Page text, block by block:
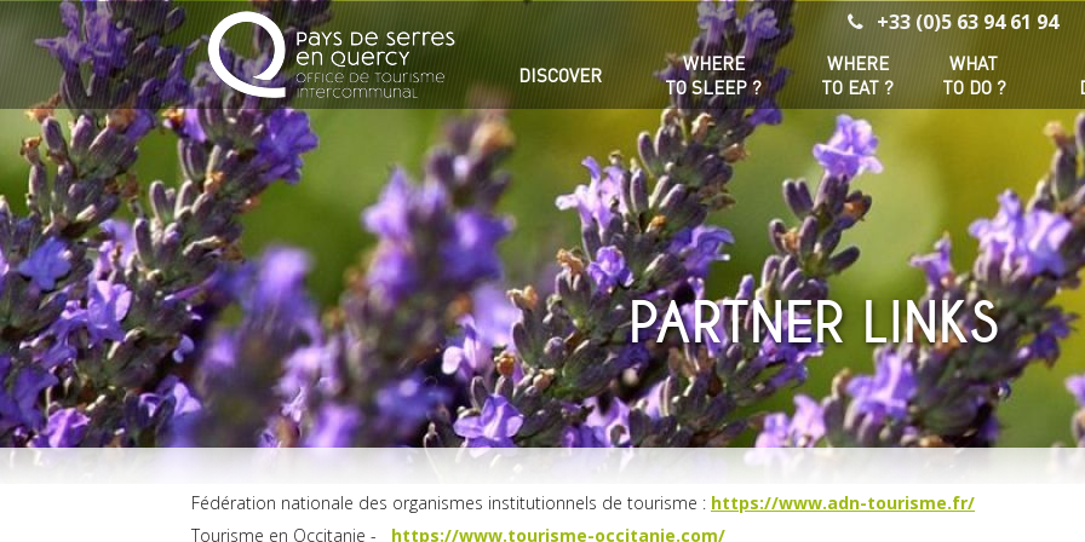
+33 (0)5 63 94 61 94
DISCOVER
WHERE
TO SLEEP ?
WHERE
TO EAT ?
WHAT
TO DO ?
PARTNER LINKS
Fédération nationale des organismes institutionnels de tourisme : https://www.adn-tourisme.fr/
Tourisme en Occitanie - https://www.tourisme-occitanie.com/